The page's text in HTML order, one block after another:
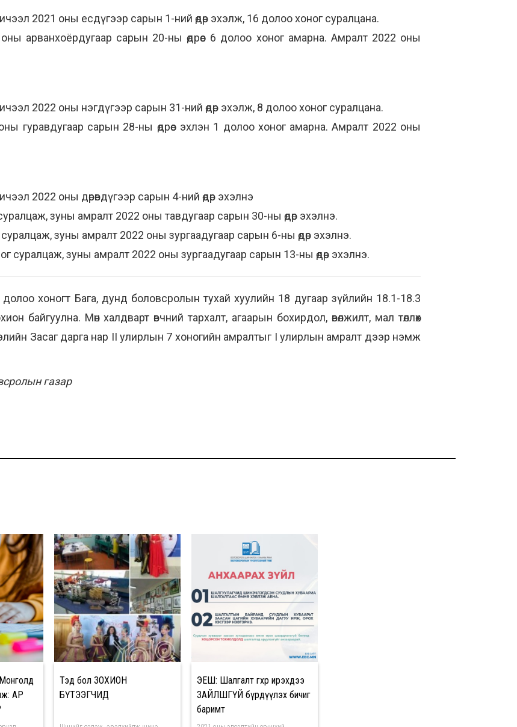
2021 оны есдүгээр сарын 1-ний өдөр эхэлж, 16 долоо хоног суралцана.
арванхоёрдугаар сарын 20-ны өдрөөс 6 долоо хоног амарна. Амралт 2022 оны
2022 оны нэгдүгээр сарын 31-ний өдөр эхэлж, 8 долоо хоног суралцана.
гуравдугаар сарын 28-ны өдрөөс эхлэн 1 долоо хоног амарна. Амралт 2022 оны
2022 оны дөрөвдүгээр сарын 4-ний өдөр эхэлнэ
зуны амралт 2022 оны тавдугаар сарын 30-ны өдөр эхэлнэ.
зуны амралт 2022 оны зургаадугаар сарын 6-ны өдөр эхэлнэ.
суралцаж, зуны амралт 2022 оны зургаадугаар сарын 13-ны өдөр эхэлнэ.
хоногт Бага, дунд боловсролын тухай хуулийн 18 дугаар зүйлийн 18.1-18.3
байгуулна. Мөн халдварт өвчний тархалт, агаарын бохирдол, өвөлжилт, мал төллөх
Засаг дарга нар II улирлын 7 хоногийн амралтыг I улирлын амралт дээр нэмж
газар
AP
Тэд бол ЗОХИОН
БҮТЭЭГЧИД
ЭЕШ: Шалгалт өгөхөөр ирэхдээ
ЗАЙЛШГҮЙ бүрдүүлэх бичиг
баримт